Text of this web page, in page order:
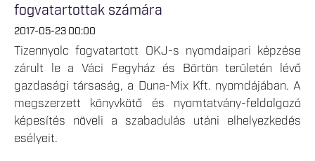
fogvatartottak számára
2017-05-23 00:00
Tizennyolc fogvatartott OKJ-s nyomdaipari képzése
zárult le a Váci Fegyház és Börtön területén lévő
gazdasági társaság, a Duna-Mix Kft. nyomdájában. A
megszerzett könyvkötő és nyomtatvány-feldolgozó
képesítés növeli a szabadulás utáni elhelyezkedés
esélyeit.